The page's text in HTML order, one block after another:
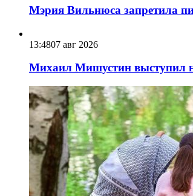
Мэрия Вильнюса запретила
13:4807 авг 2026
Михаил Мишустин выступил